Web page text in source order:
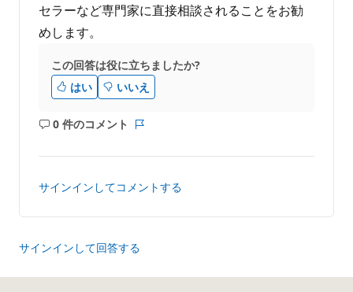
セラーなど専門家に直接相談されることをお勧
めします。
この回答は役に立ちましたか?
はい
いいえ
0 件のコメント
コ
ト
あ
ま
ん
ト
サインインしてコメントする
サインインして回答する